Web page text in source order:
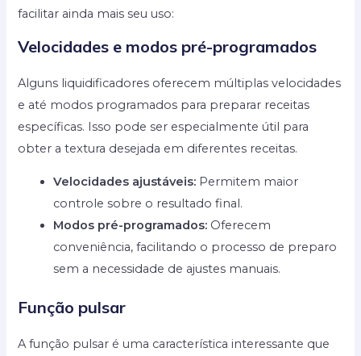
facilitar ainda mais seu uso:
Velocidades e modos pré-programados
Alguns liquidificadores oferecem múltiplas velocidades
e até modos programados para preparar receitas
específicas. Isso pode ser especialmente útil para
obter a textura desejada em diferentes receitas.
Velocidades ajustáveis: Permitem maior
controle sobre o resultado final.
Modos pré-programados: Oferecem
conveniência, facilitando o processo de preparo
sem a necessidade de ajustes manuais.
Função pulsar
A função pulsar é uma característica interessante que